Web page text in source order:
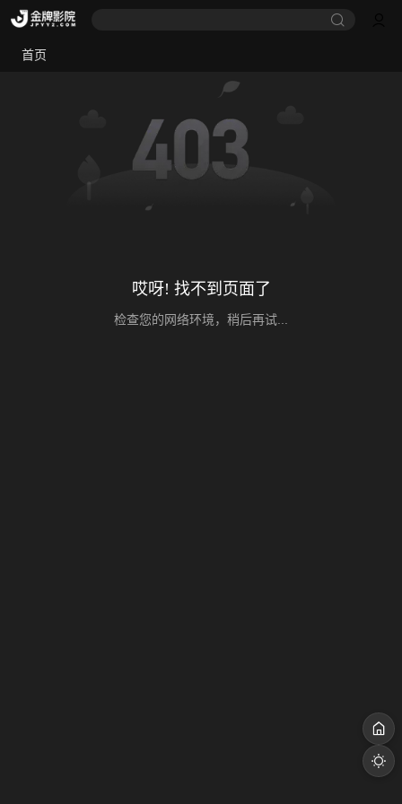
首页
哎呀! 找不到页面了
检查您的网络环境，稍后再试...